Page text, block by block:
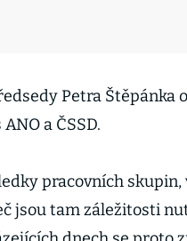
Petra Štěpánka
a ČSSD.
pracovních
jsou tam záležitosti